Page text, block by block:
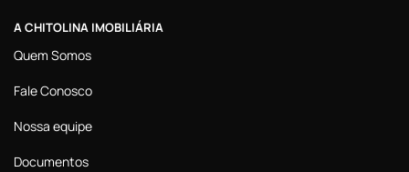
A CHITOLINA IMOBILIÁRIA
Quem Somos
Fale Conosco
Nossa equipe
Documentos